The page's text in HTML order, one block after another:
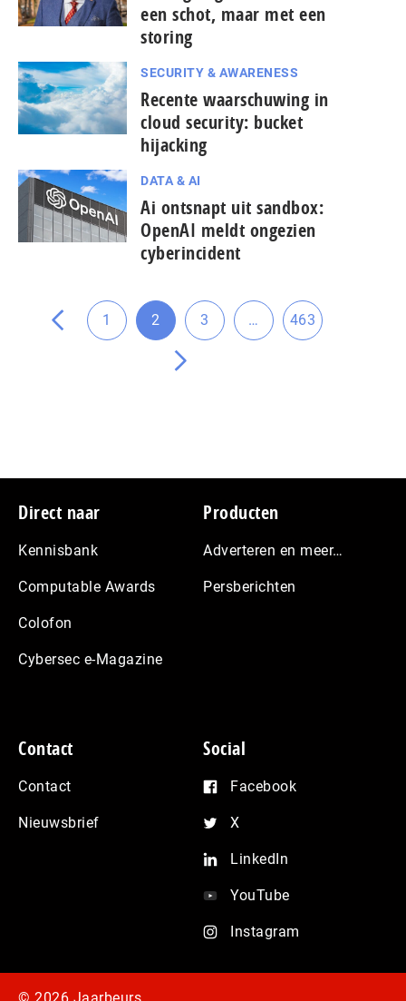
een schot, maar met een
storing
SECURITY & AWARENESS
Recente waarschuwing in
cloud security: bucket
hijacking
DATA & AI
Ai ontsnapt uit sandbox:
OpenAI meldt ongezien
cyberincident
Ga
vorige
pagina
Ga
1
Ga
naar
pagina
2
Ga
3
Tussenliggende
pagina's
…
Ga
463
Ga
Footer
Direct naar
Kennisbank
Computable Awards
Colofon
Cybersec e-Magazine
Producten
Adverteren en meer…
Persberichten
Contact
Contact
Nieuwsbrief
Social
Facebook
X
LinkedIn
YouTube
Instagram
© 2026 Jaarbeurs